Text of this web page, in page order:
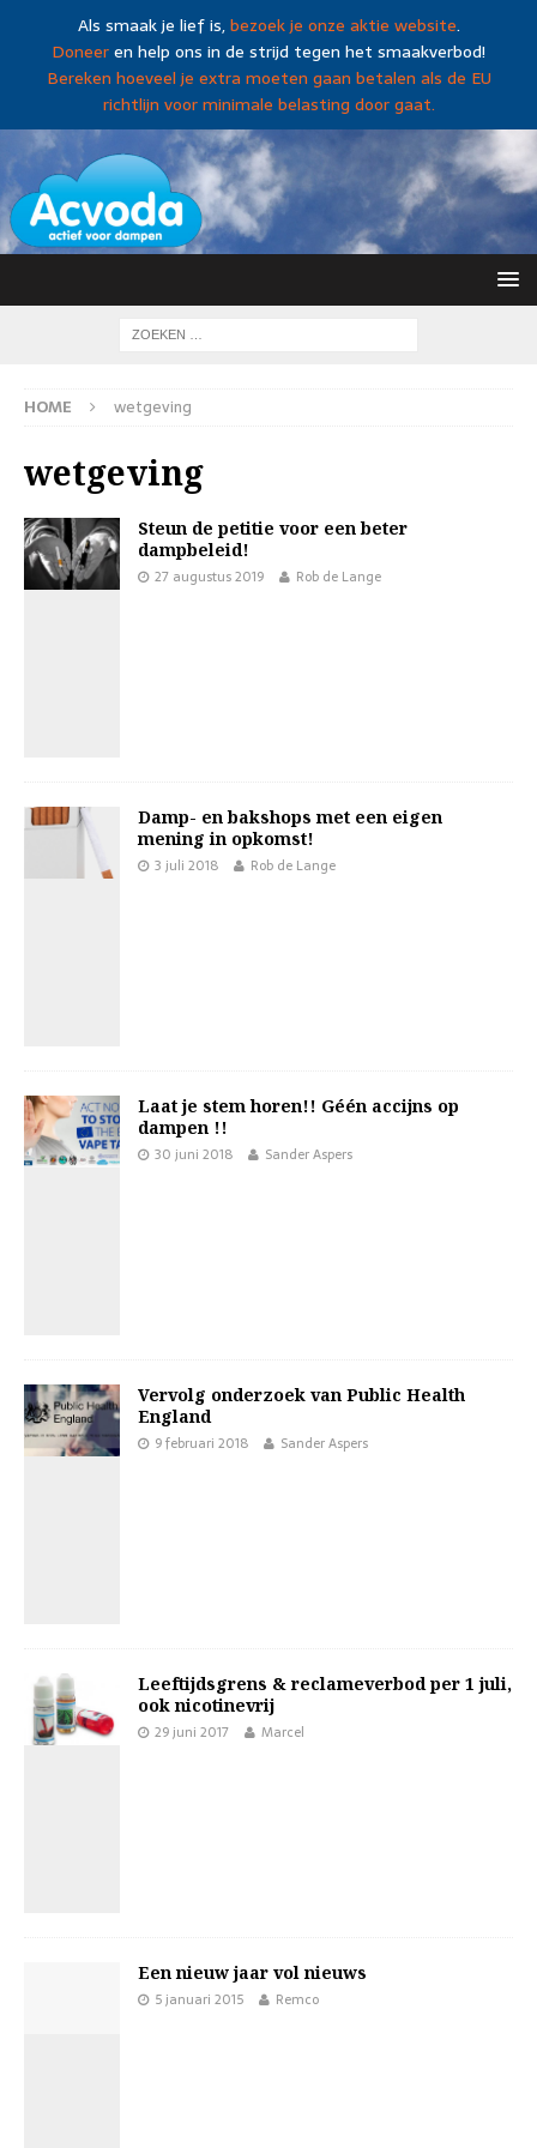
Als smaak je lief is,bezoek je onze aktie website.
Doneeren help ons in de strijd tegen het smaakverbod!
Bereken hoeveel je extra moeten gaan betalen als de EU
richtlijn voor minimale belasting door gaat.
HOME wetgeving
wetgeving
Steun de petitie voor een beter
dampbeleid!
27 augustus 2019 Rob de Lange
Damp- en bakshops met een eigen
mening in opkomst!
3 juli 2018 Rob de Lange
Laat je stem horen!! Géén accijns op
dampen !!
30 juni 2018 Sander Aspers
Vervolg onderzoek van Public Health
England
9 februari 2018 Sander Aspers
Leeftijdsgrens & reclameverbod per 1 juli,
ook nicotinevrij
29 juni 2017 Marcel
Een nieuw jaar vol nieuws
5 januari 2015 Remco